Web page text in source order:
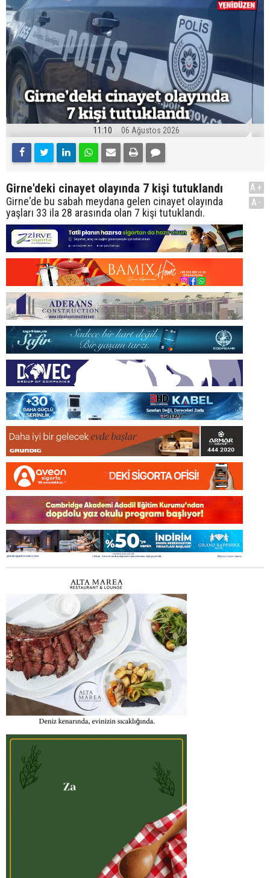
11:10 06 Ağustos 2026
Girne'deki cinayet olayında 7 kişi tutuklandı
Girne'de bu sabah meydana gelen cinayet olayında
yaşları 33 ila 28 arasında olan 7 kişi tutuklandı.
A+
A-